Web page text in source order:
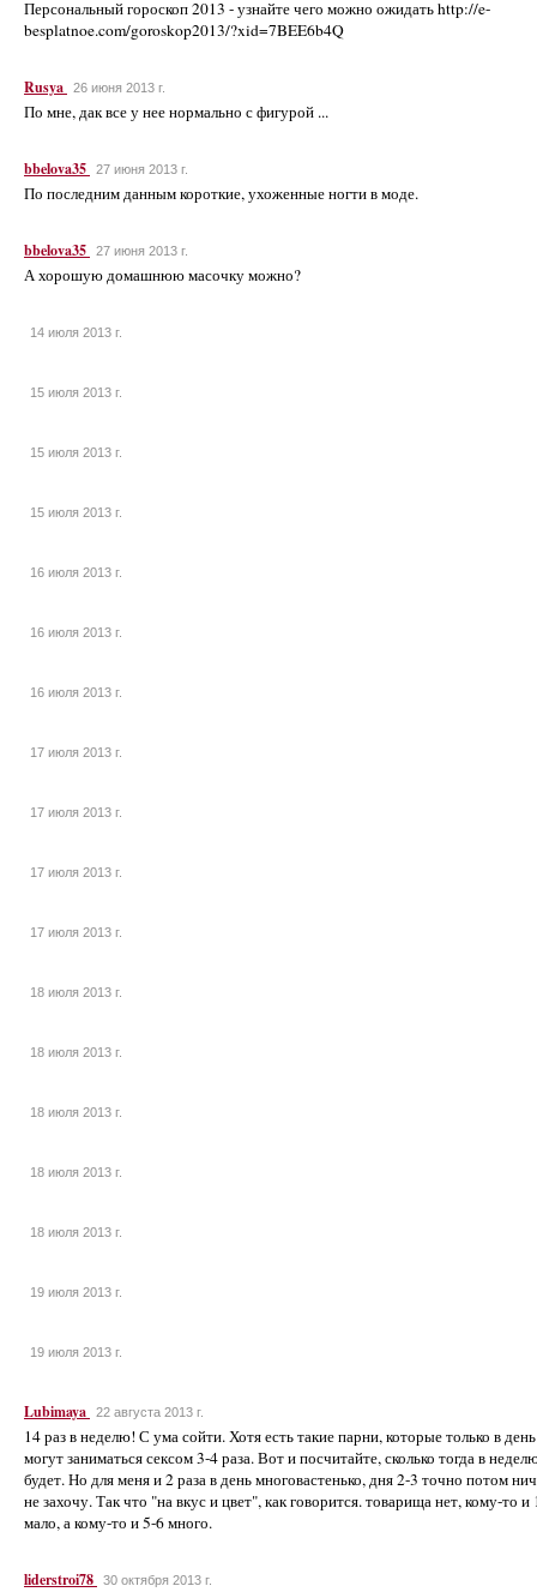
Персональный гороскоп 2013 - узнайте чего можно ожидать http://e-
besplatnoe.com/goroskop2013/?xid=7BEE6b4Q
Rusya 26 июня 2013 г.
По мне, дак все у нее нормально с фигурой ...
bbelova35 27 июня 2013 г.
По последним данным короткие, ухоженные ногти в моде.
bbelova35 27 июня 2013 г.
А хорошую домашнюю масочку можно?
14 июля 2013 г.
15 июля 2013 г.
15 июля 2013 г.
15 июля 2013 г.
16 июля 2013 г.
16 июля 2013 г.
16 июля 2013 г.
17 июля 2013 г.
17 июля 2013 г.
17 июля 2013 г.
17 июля 2013 г.
18 июля 2013 г.
18 июля 2013 г.
18 июля 2013 г.
18 июля 2013 г.
18 июля 2013 г.
19 июля 2013 г.
19 июля 2013 г.
Lubimaya 22 августа 2013 г.
14 раз в неделю! С ума сойти. Хотя есть такие парни, которые только в день
могут заниматься сексом 3-4 раза. Вот и посчитайте, сколько тогда в
будет. Но для меня и 2 раза в день многовастенько, дня 2-3 точно потом
не захочу. Так что "на вкус и цвет", как говорится. товарища нет, кому-то и
мало, а кому-то и 5-6 много.
liderstroi78 30 октября 2013 г.